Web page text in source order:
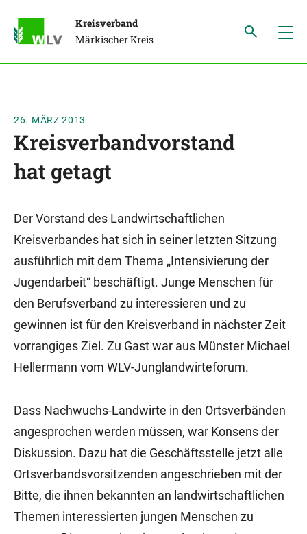
Kreisverband
Märkischer Kreis
26. MÄRZ 2013
Kreisverbandvorstand
hat getagt
Der Vorstand des Landwirtschaftlichen
Kreisverbandes hat sich in seiner letzten Sitzung
ausführlich mit dem Thema „Intensivierung der
Jugendarbeit“ beschäftigt. Junge Menschen für
den Berufsverband zu interessieren und zu
gewinnen ist für den Kreisverband in nächster Zeit
vorrangiges Ziel. Zu Gast war aus Münster Michael
Hellermann vom WLV-Junglandwirteforum.
Dass Nachwuchs-Landwirte in den Ortsverbänden
angesprochen werden müssen, war Konsens der
Diskussion. Dazu hat die Geschäftsstelle jetzt alle
Ortsverbandsvorsitzenden angeschrieben mit der
Bitte, die ihnen bekannten an landwirtschaftlichen
Themen interessierten jungen Menschen zu